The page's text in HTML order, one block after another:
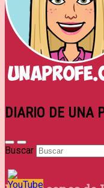
DIARIO DE UNA
Buscar